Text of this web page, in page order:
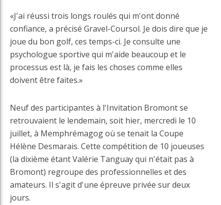
«J'ai réussi trois longs roulés qui m'ont donné
confiance, a précisé Gravel-Coursol. Je dois dire que je
joue du bon golf, ces temps-ci. Je consulte une
psychologue sportive qui m'aide beaucoup et le
processus est là, je fais les choses comme elles
doivent être faites.»
Neuf des participantes à l'Invitation Bromont se
retrouvaient le lendemain, soit hier, mercredi le 10
juillet, à Memphrémagog où se tenait la Coupe
Hélène Desmarais. Cette compétition de 10 joueuses
(la dixième étant Valérie Tanguay qui n'était pas à
Bromont) regroupe des professionnelles et des
amateurs. Il s'agit d'une épreuve privée sur deux
jours.